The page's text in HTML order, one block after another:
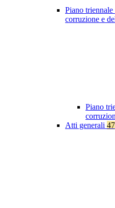
Piano
corruzione e
Piano
Atti generali 47